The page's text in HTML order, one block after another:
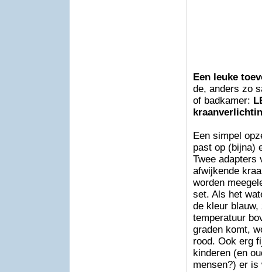
Een leuke
de, anders zo
of badkamer:
Een simpel
past op (bijna)
Twee adapters
afwijkende
worden
set. Als het
de kleur blauw,
temperatuur
graden komt,
rood. Ook erg
kinderen (en
mensen?) er is